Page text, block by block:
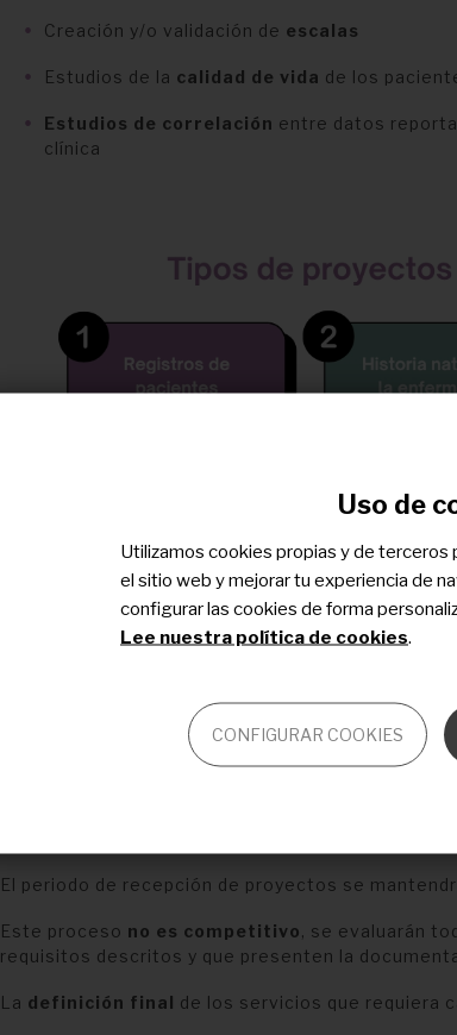
Creación y/o validación de escalas
Estudios de la calidad de vida de los
Estudios de correlación entre datos
clínica
Share4Rare es la plataforma de investigación en
personas cuidadoras pueden contribuir de
diversos estudios de investigación planteados en
El periodo de recepción de proyectos se
Este proceso no es competitivo, se evaluarán
requisitos descritos y que presenten la
La definición final de los servicios que requiera
Uso de
Utilizamos cookies propias y de
el sitio web y mejorar tu experiencia de
configurar las cookies de forma
Lee nuestra política de cookies.
CONFIGURAR COOKIES